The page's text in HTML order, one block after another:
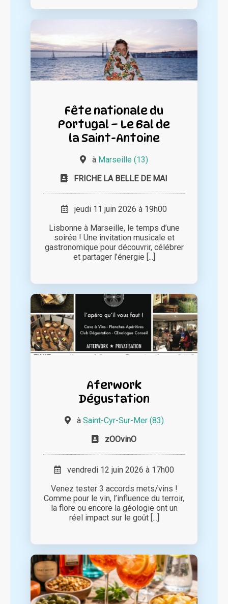
Fête nationale du
Portugal – Le Bal de
la Saint-Antoine
à Marseille (13)
FRICHE LA BELLE DE MAI
jeudi 11 juin 2026 à 19h00
Lisbonne à Marseille, le temps d’une
soirée ! Une invitation musicale et
gastronomique pour découvrir, célébrer
et partager l’énergie [...]
Aferwork
Dégustation
à Saint-Cyr-Sur-Mer (83)
zOOvinO
vendredi 12 juin 2026 à 17h00
Venez tester 3 accords mets/vins !
Comme pour le vin, l’influence du terroir,
la flore ou encore la géologie ont un
réel impact sur le goût [...]